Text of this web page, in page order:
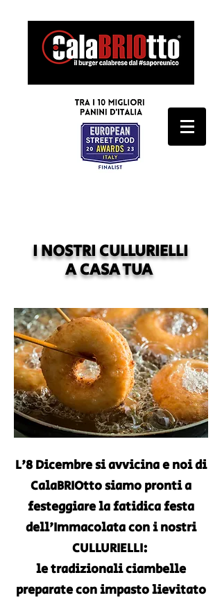
I NOSTRI CULLURIELLI
A CASA TUA
L'8 Dicembre si avvicinae noi di
CalaBRIOtto siamo pronti a
festeggiare la fatidica festa
dell'Immacolata con i nostri
CULLURIELLI:
le tradizionali ciambelle
preparate con impasto lievitato